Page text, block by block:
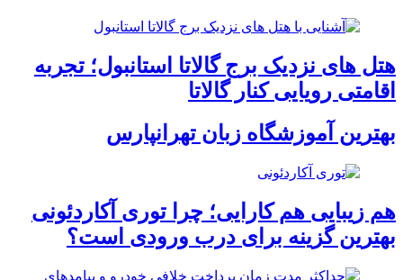
هتل های نزدیک برج گالاتا استانبول؛ تجربه
اقامتی رویایی کنار گالاتا
بهترین آموزشگاه زبان تهرانپارس
هم زیبایی هم کارایی؛ چرا توری آکاردئونی
بهترین گزینه برای درب ورودی است؟